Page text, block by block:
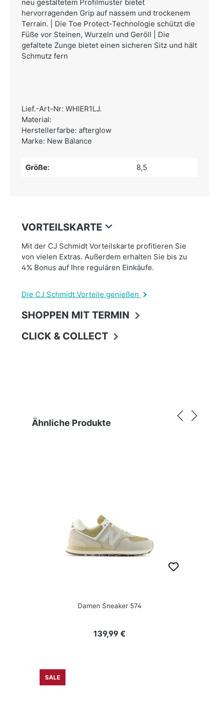
neu gestaltetem Profilmuster bietet
hervorragenden Grip auf nassem und trockenem
Terrain. | Die Toe Protect-Technologie schützt die
Füße vor Steinen, Wurzeln und Geröll | Die
gefaltete Zunge bietet einen sicheren Sitz und hält
Schmutz fern
Lief.-Art-Nr: WHIER1LJ.
Material:
Herstellerfarbe: afterglow
Marke: New Balance
Größe: 8,5
VORTEILSKARTE
Mit der CJ Schmidt Vorteilskarte profitieren Sie
von vielen Extras. Außerdem erhalten Sie bis zu
4% Bonus auf Ihre regulären Einkäufe.
Die CJ Schmidt Vorteile genießen
SHOPPEN MIT TERMIN
CLICK & COLLECT
Produktgalerie überspringen
Ähnliche Produkte
Damen Sneaker 574
Regulärer Preis:
139,99 €
SALE